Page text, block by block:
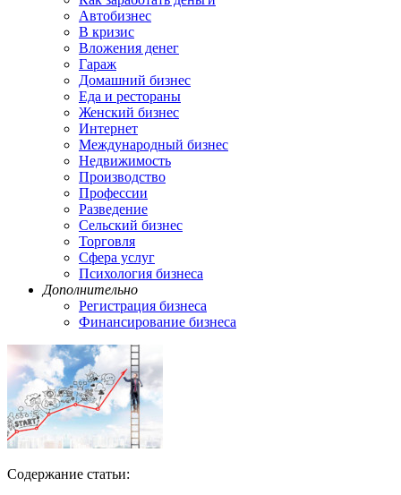
Автобизнес
В кризис
Вложения денег
Гараж
Домашний бизнес
Еда и рестораны
Женский бизнес
Интернет
Международный бизнес
Недвижимость
Производство
Профессии
Разведение
Сельский бизнес
Торговля
Сфера услуг
Психология бизнеса
Дополнительно
Регистрация бизнеса
Финансирование бизнеса
Содержание статьи: